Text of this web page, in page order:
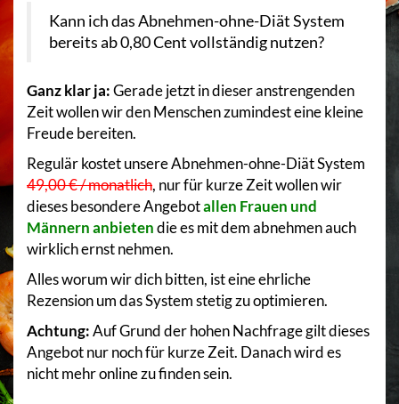
Kann ich das Abnehmen-ohne-Diät System
bereits ab 0,80 Cent vollständig nutzen?
Ganz klar ja:Gerade jetzt in dieser anstrengenden
Zeit wollen wir den Menschen zumindest eine kleine
Freude bereiten.
Regulär kostet unsere Abnehmen-ohne-Diät System
49,00 € / monatlich, nur für kurze Zeit wollen wir
dieses besondere Angebotallen Frauen und
Männern anbietendie es mit dem abnehmen auch
wirklich ernst nehmen.
Alles worum wir dich bitten, ist eine ehrliche
Rezension um das System stetig zu optimieren.
Achtung:Auf Grund der hohen Nachfrage gilt dieses
Angebot nur noch für kurze Zeit. Danach wird es
nicht mehr online zu finden sein.